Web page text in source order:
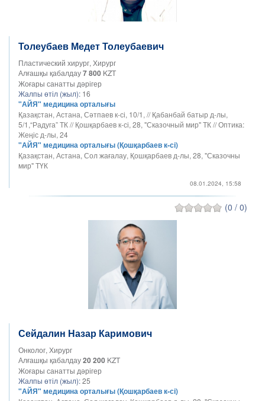
Толеубаев Медет Толеубаевич
Пластический хирург, Хирург
Алғашқы қабалдау7 800 KZT
Жоғары санатты дәрігер
Жалпы өтіл (жыл): 16
"АЙЯ" медицина орталығы
Қазақстан, Астана, Сәтпаев к-сі, 10/1, // Қабанбай батыр д-лы,
5/1,“Радуга” ТК // Қошқарбаев к-сі, 28, "Сказочный мир" ТК // Оптика:
Жеңіс д-лы, 24
"АЙЯ" медицина орталығы (Қошқарбаев к-сі)
Қазақстан, Астана, Сол жағалау, Қошқарбаев д-лы, 28, "Сказочны
мир" ТҮК
08.01.2024, 15:58
(0 / 0)
Сейдалин Назар Каримович
Онколог, Хирург
Алғашқы қабалдау20 200 KZT
Жоғары санатты дәрігер
Жалпы өтіл (жыл):25
"АЙЯ" медицина орталығы (Қошқарбаев к-сі)